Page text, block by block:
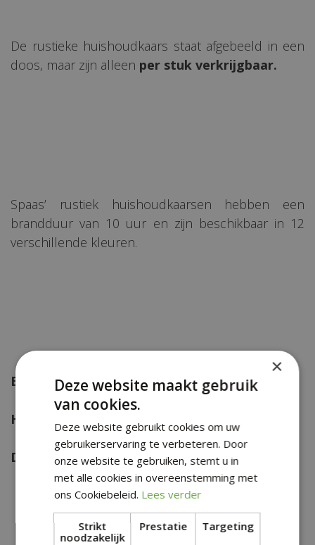
De rustieke huishoudkaars staat afgebeeld in een
doos, maar zijn alleen per stuk verkrijgbaar.
Spaas’ rustiek huishoudkaarsen hebben een
brandduur van 10 uur en zijn beschikbaar in 12
verschillende kleuren.
Brandduur:10 uur
Hoogte: 250 mm
Diameter:21 mm
×
Deze website maakt gebruik
van cookies.
Deze website gebruikt cookies om uw
gebruikerservaring te verbeteren. Door
onze website te gebruiken, stemt u in
met alle cookies in overeenstemming met
ons Cookiebeleid. Lees verder
Strikt
noodzakelijk
Prestatie Targeting